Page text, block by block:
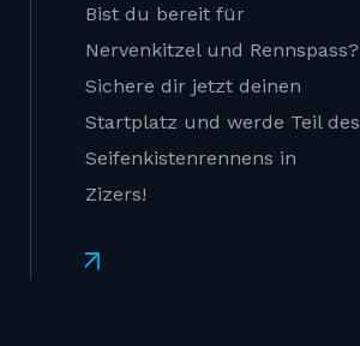
Bist du bereit für
Nervenkitzel und Rennspass?
Sichere dir jetzt deinen
Startplatz und werde Teil des
Seifenkistenrennens in
Zizers!